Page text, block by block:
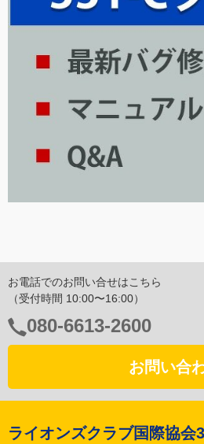
お電話でのお問い合せはこちら
（受付時間 10:00〜16:00）
電
話
号：
080-6613-2600
お問い合
ライオンズクラブ国際協会